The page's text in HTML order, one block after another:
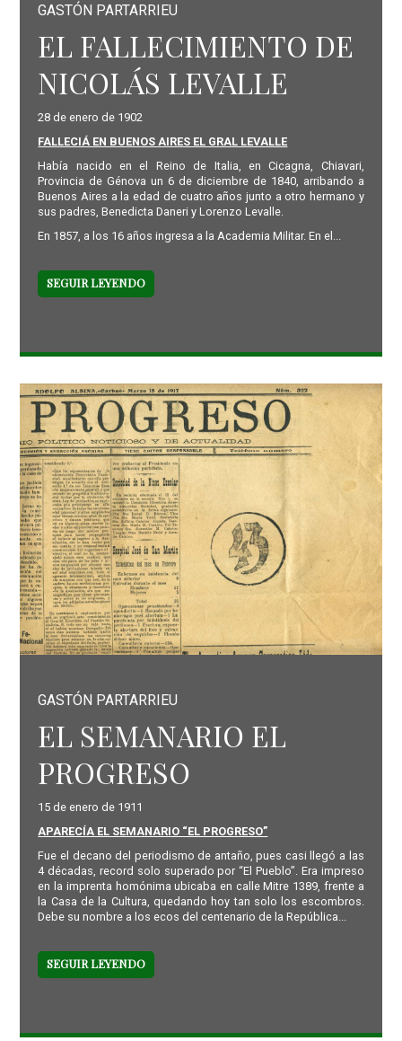
GASTÓN PARTARRIEU
EL FALLECIMIENTO DE
NICOLÁS LEVALLE
28 de enero de 1902
FALLECIÁ EN BUENOS AIRES EL GRAL LEVALLE
Había nacido en el Reino de Italia, en Cicagna, Chiavari,
Provincia de Génova un 6 de diciembre de 1840, arribando a
Buenos Aires a la edad de cuatro años junto a otro hermano y
sus padres, Benedicta Daneri y Lorenzo Levalle.
En 1857, a los 16 años ingresa a la Academia Militar. En el...
SEGUIR LEYENDO
GASTÓN PARTARRIEU
EL SEMANARIO EL
PROGRESO
15 de enero de 1911
APARECÍA EL SEMANARIO “EL PROGRESO”
Fue el decano del periodismo de antaño, pues casi llegó a las
4 décadas, record solo superado por “El Pueblo”. Era impreso
en la imprenta homónima ubicaba en calle Mitre 1389, frente a
la Casa de la Cultura, quedando hoy tan solo los escombros.
Debe su nombre a los ecos del centenario de la República...
SEGUIR LEYENDO